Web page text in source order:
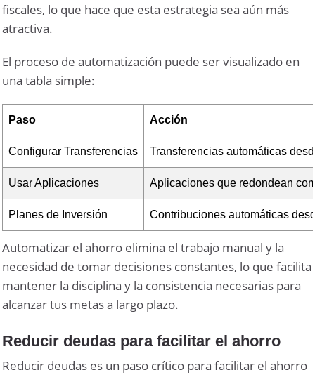
fiscales, lo que hace que esta estrategia sea aún más
atractiva.
El proceso de automatización puede ser visualizado en
una tabla simple:
Paso Acción
Configurar Transferencias Transferencias automáticas
Usar Aplicaciones Aplicaciones que redondean
Planes de Inversión Contribuciones automáticas
Automatizar el ahorro elimina el trabajo manual y la
necesidad de tomar decisiones constantes, lo que facilita
mantener la disciplina y la consistencia necesarias para
alcanzar tus metas a largo plazo.
Reducir deudas para facilitar el ahorro
Reducir deudas es un paso crítico para facilitar el ahorro